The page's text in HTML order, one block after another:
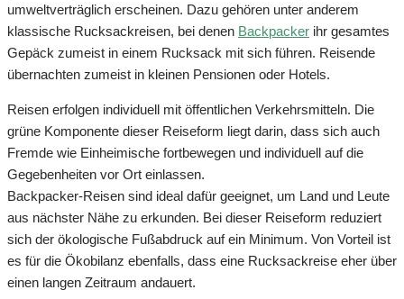
umweltverträglich erscheinen. Dazu gehören unter anderem
klassische Rucksackreisen, bei denen Backpacker ihr gesamtes
Gepäck zumeist in einem Rucksack mit sich führen. Reisende
übernachten zumeist in kleinen Pensionen oder Hotels.
Reisen erfolgen individuell mit öffentlichen Verkehrsmitteln. Die
grüne Komponente dieser Reiseform liegt darin, dass sich auch
Fremde wie Einheimische fortbewegen und individuell auf die
Gegebenheiten vor Ort einlassen.
Backpacker-Reisen sind ideal dafür geeignet, um Land und Leute
aus nächster Nähe zu erkunden. Bei dieser Reiseform reduziert
sich der ökologische Fußabdruck auf ein Minimum. Von Vorteil ist
es für die Ökobilanz ebenfalls, dass eine Rucksackreise eher über
einen langen Zeitraum andauert.